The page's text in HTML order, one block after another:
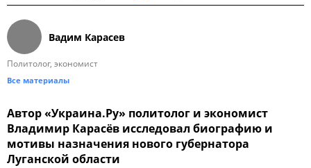
Вадим Карасев
Политолог, экономист
Все материалы
Автор «Украина.Ру» политолог и экономист
Владимир Карасёв исследовал биографию и
мотивы назначения нового губернатора
Луганской области